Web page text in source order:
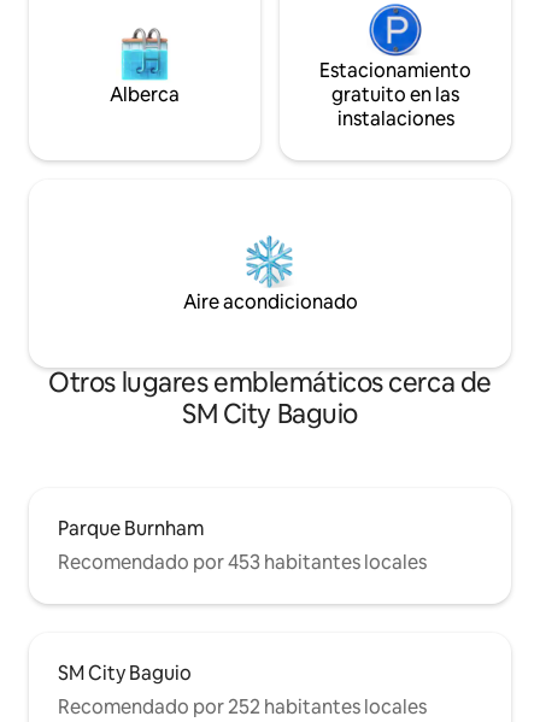
Alberca
Estacionamiento
gratuito en las
instalaciones
Aire acondicionado
Otros lugares emblemáticos cerca de
SM City Baguio
Parque Burnham
Recomendado por 453 habitantes locales
SM City Baguio
Recomendado por 252 habitantes locales